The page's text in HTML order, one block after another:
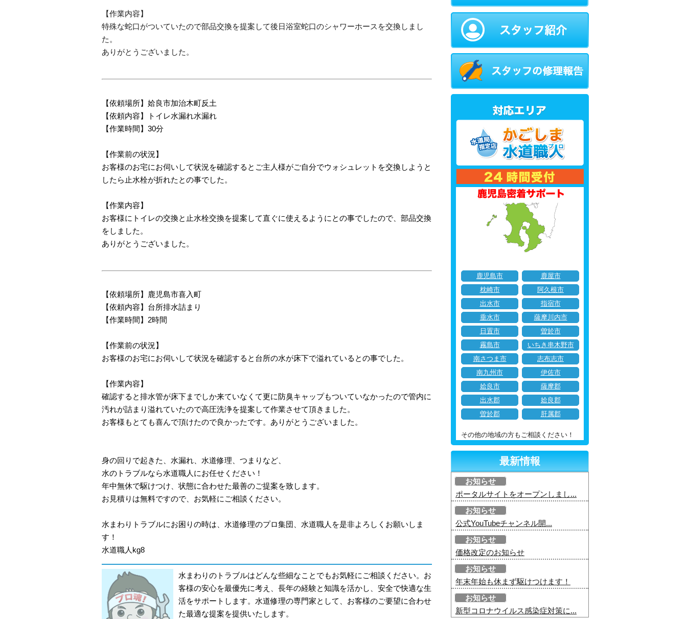
【作業内容】
特殊な蛇口がついていたので部品交換を提案して後日浴室蛇口のシャワーホースを交換しまし
た。
ありがとうございました。
【依頼場所】姶良市加治木町反土
【依頼内容】トイレ水漏れ水漏れ
【作業時間】30分
【作業前の状況】
お客様のお宅にお伺いして状況を確認するとご主人様がご自分でウォシュレットを交換しようと
したら止水栓が折れたとの事でした。
【作業内容】
お客様にトイレの交換と止水栓交換を提案して直ぐに使えるようにとの事でしたので、部品交換
をしました。
ありがとうございました。
【依頼場所】鹿児島市喜入町
【依頼内容】台所排水詰まり
【作業時間】2時間
【作業前の状況】
お客様のお宅にお伺いして状況を確認すると台所の水が床下で溢れているとの事でした。
【作業内容】
確認すると排水管が床下までしか来ていなくて更に防臭キャップもついていなかったので管内に
汚れが詰まり溢れていたので高圧洗浄を提案して作業させて頂きました。
お客様もとても喜んで頂けたので良かったです。ありがとうございました。
身の回りで起きた、水漏れ、水道修理、つまりなど、
水のトラブルなら水道職人にお任せください！
年中無休で駆けつけ、状態に合わせた最善のご提案を致します。
お見積りは無料ですので、お気軽にご相談ください。
水まわりトラブルにお困りの時は、水道修理のプロ集団、水道職人を是非よろしくお願いしま
す！
水道職人kg8
水まわりのトラブルはどんな些細なことでもお気軽にご相談ください。お
客様の安心を最優先に考え、長年の経験と知識を活かし、安全で快適な生
活をサポートします。水道修理の専門家として、お客様のご要望に合わせ
た最適な提案を提供いたします。
鹿児島市
鹿屋市
枕崎市
阿久根市
出水市
指宿市
垂水市
薩摩川内市
日置市
曽於市
霧島市
いちき串木野市
南さつま市
志布志市
南九州市
伊佐市
姶良市
薩摩郡
出水郡
姶良郡
曽於郡
肝属郡
その他の地域の方もご相談ください！
最新情報
お知らせ
ポータルサイトをオープンしまし...
お知らせ
公式YouTubeチャンネル開...
お知らせ
価格改定のお知らせ
お知らせ
年末年始も休まず駆けつけます！
お知らせ
新型コロナウイルス感染症対策に...